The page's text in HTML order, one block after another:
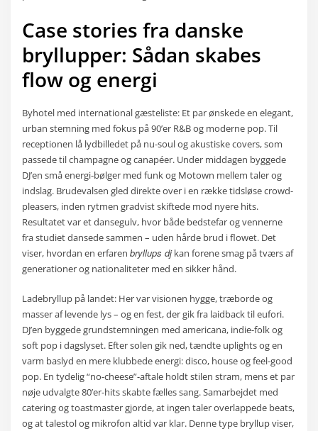
Case stories fra danske
bryllupper: Sådan skabes
flow og energi
Byhotel med international gæsteliste: Et par ønskede en elegant,
urban stemning med fokus på 90’er R&B og moderne pop. Til
receptionen lå lydbilledet på nu-soul og akustiske covers, som
passede til champagne og canapéer. Under middagen byggede
DJ’en små energi-bølger med funk og Motown mellem taler og
indslag. Brudevalsen gled direkte over i en række tidsløse crowd-
pleasers, inden rytmen gradvist skiftede mod nyere hits.
Resultatet var et dansegulv, hvor både bedstefar og vennerne
fra studiet dansede sammen – uden hårde brud i flowet. Det
viser, hvordan en erfarenbryllups djkan forene smag på tværs af
generationer og nationaliteter med en sikker hånd.
Ladebryllup på landet: Her var visionen hygge, træborde og
masser af levende lys – og en fest, der gik fra laidback til eufori.
DJ’en byggede grundstemningen med americana, indie-folk og
soft pop i dagslyset. Efter solen gik ned, tændte uplights og en
varm baslyd en mere klubbede energi: disco, house og feel-good
pop. En tydelig “no-cheese”-aftale holdt stilen stram, mens et par
nøje udvalgte 80’er-hits skabte fælles sang. Samarbejdet med
catering og toastmaster gjorde, at ingen taler overlappede beats,
og at talestol og mikrofon altid var klar. Denne type bryllup viser,